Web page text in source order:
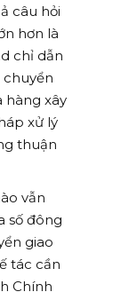
câu hỏi
hơn là
chỉ dẫn
chuyển
hàng xây
xử lý
thuận
vẫn
số đông
giao
tác cần
Chính